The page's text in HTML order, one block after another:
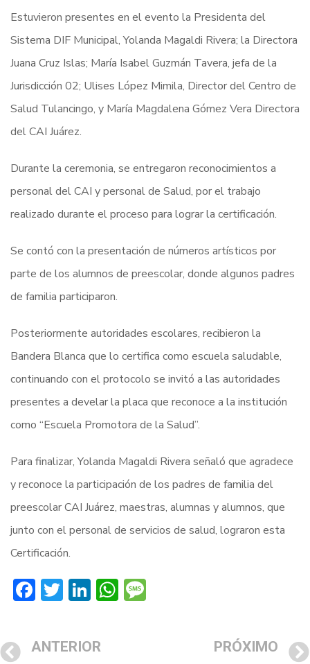
Estuvieron presentes en el evento la Presidenta del
Sistema DIF Municipal, Yolanda Magaldi Rivera; la Directora
Juana Cruz Islas; María Isabel Guzmán Tavera, jefa de la
Jurisdicción 02; Ulises López Mimila, Director del Centro de
Salud Tulancingo, y María Magdalena Gómez Vera Directora
del CAI Juárez.
Durante la ceremonia, se entregaron reconocimientos a
personal del CAI y personal de Salud, por el trabajo
realizado durante el proceso para lograr la certificación.
Se contó con la presentación de números artísticos por
parte de los alumnos de preescolar, donde algunos padres
de familia participaron.
Posteriormente autoridades escolares, recibieron la
Bandera Blanca que lo certifica como escuela saludable,
continuando con el protocolo se invitó a las autoridades
presentes a develar la placa que reconoce a la institución
como “Escuela Promotora de la Salud”.
Para finalizar, Yolanda Magaldi Rivera señaló que agradece
y reconoce la participación de los padres de familia del
preescolar CAI Juárez, maestras, alumnas y alumnos, que
junto con el personal de servicios de salud, lograron esta
Certificación.
Facebook
Twitter
LinkedIn
WhatsApp
ANTERIOR PRÓXIMO